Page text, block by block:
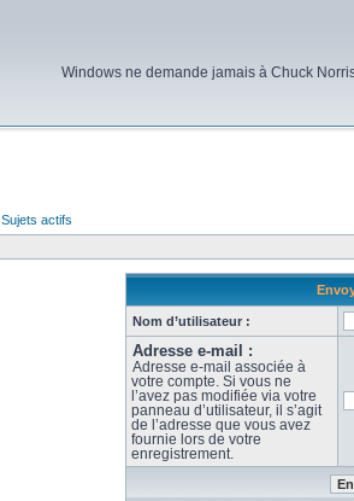
Windows ne demande jamais à Chuck
Sujets actifs
Nom d’utilisateur :
Adresse e-mail :
Adresse e-mail associée à
votre compte. Si vous ne
l’avez pas modifiée via votre
panneau d’utilisateur, il s’agit
de l’adresse que vous avez
fournie lors de votre
enregistrement.